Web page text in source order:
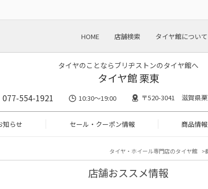
HOME 店舗検索 タイヤ館について
タイヤのことならブリヂストンのタイヤ館へ
タイヤ館 栗東
077-554-1921 10:30～19:00 〒520-3041 滋賀県
知らせ セール・クーポン情報 商品情報
タイヤ・ホイール専門店のタイヤ館
店舗おススメ情報